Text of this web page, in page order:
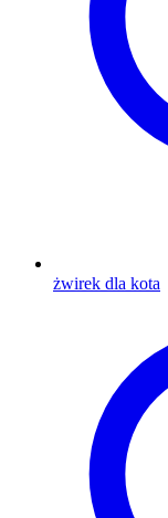
żwirek dla kota